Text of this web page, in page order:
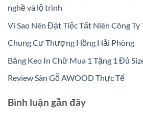
nghề và lộ trình
Vì Sao Nên Đặt Tiệc Tất Niên Công Ty
Chung Cư Thượng Hồng Hải Phòng
Băng Keo In Chữ Mua 1 Tặng 1 Đủ
Review Sàn Gỗ AWOOD Thực Tế
Bình luận gần đây